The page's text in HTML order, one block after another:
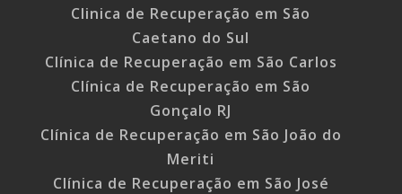
Clinica de Recuperação em São
Caetano do Sul
Clínica de Recuperação em São Carlos
Clínica de Recuperação em São
Gonçalo RJ
Clínica de Recuperação em São João do
Meriti
Clínica de Recuperação em São José